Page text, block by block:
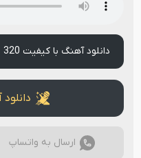
دانلود آهنگ با کیفیت 320
ارسال به واتساپ